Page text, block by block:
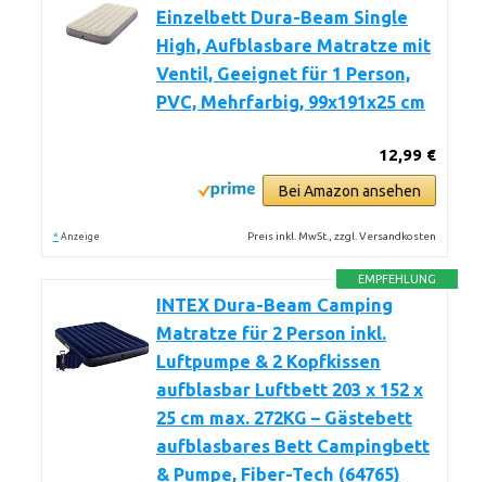
Einzelbett Dura-Beam Single
High, Aufblasbare Matratze mit
Ventil, Geeignet für 1 Person,
PVC, Mehrfarbig, 99x191x25 cm
12,99 €
Bei Amazon ansehen
* Anzeige Preis inkl. MwSt., zzgl. Versandkosten
EMPFEHLUNG
INTEX Dura-Beam Camping
Matratze für 2 Person inkl.
Luftpumpe & 2 Kopfkissen
aufblasbar Luftbett 203 x 152 x
25 cm max. 272KG – Gästebett
aufblasbares Bett Campingbett
& Pumpe, Fiber-Tech (64765)